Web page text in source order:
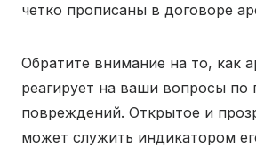
четко прописаны в договоре
Обратите внимание на то, как
реагирует на ваши вопросы по
повреждений. Открытое и
может служить индикатором